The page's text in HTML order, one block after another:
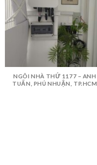
NGÔI NHÀ THỨ 1177 – ANH
TUẤN, PHÚ NHUẬN, TP.HCM